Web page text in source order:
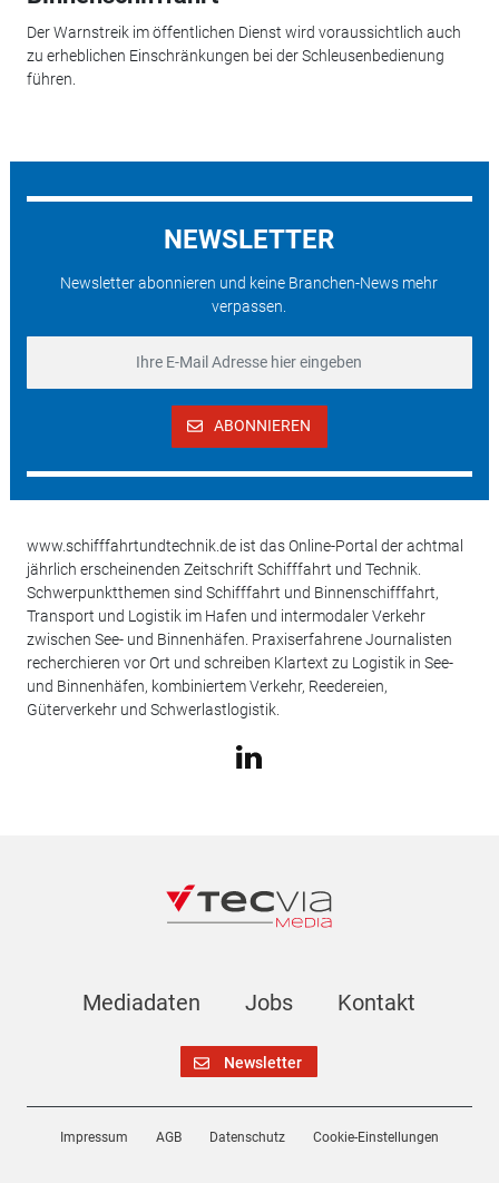
Der Warnstreik im öffentlichen Dienst wird voraussichtlich auch
zu erheblichen Einschränkungen bei der Schleusenbedienung
führen.
NEWSLETTER
Newsletter abonnieren und keine Branchen-News mehr
verpassen.
ABONNIEREN
www.schifffahrtundtechnik.de ist das Online-Portal der achtmal
jährlich erscheinenden Zeitschrift Schifffahrt und Technik.
Schwerpunktthemen sind Schifffahrt und Binnenschifffahrt,
Transport und Logistik im Hafen und intermodaler Verkehr
zwischen See- und Binnenhäfen. Praxiserfahrene Journalisten
recherchieren vor Ort und schreiben Klartext zu Logistik in See-
und Binnenhäfen, kombiniertem Verkehr, Reedereien,
Güterverkehr und Schwerlastlogistik.
Mediadaten Jobs Kontakt
Newsletter
Impressum AGB Datenschutz Cookie-Einstellungen